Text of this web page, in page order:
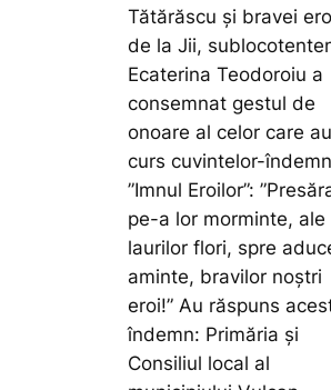
Tătărăscu și bravei
de la Jii,
Ecaterina Teodoroiu a
consemnat gestul de
onoare al celor care
curs cuvintelor-
”Imnul Eroilor”:
pe-a lor morminte, ale
laurilor flori, spre
aminte, bravilor noștri
eroi!” Au răspuns
îndemn: Primăria și
Consiliul local al